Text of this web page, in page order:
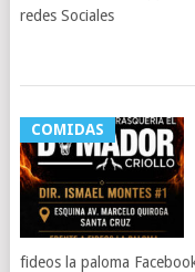
redes Sociales
COMIDAS
fideos la paloma